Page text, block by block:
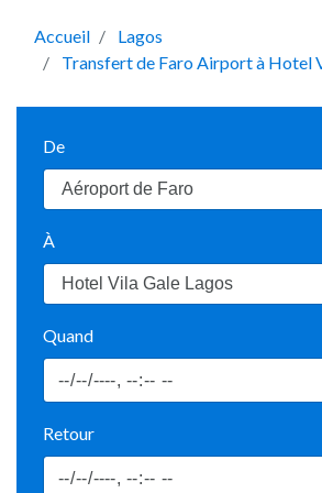
Accueil
Lagos
Transfert de Faro Airport à Hotel
De
À
Quand
Retour